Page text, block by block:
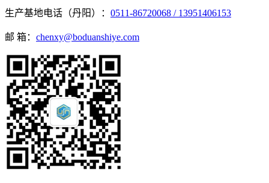
生产基地电话（丹阳）： 0511-86720068 / 13951406153
邮 箱： chenxy@boduanshiye.com